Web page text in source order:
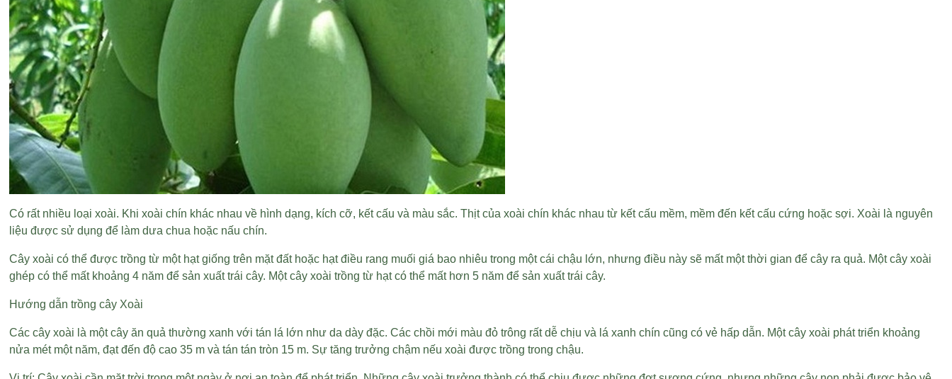
Có rất nhiều loại xoài. Khi xoài chín khác nhau về hình dạng, kích cỡ, kết cấu và màu sắc. Thịt của xoài chín khác nhau từ kết cấu mềm, mềm đến kết cấu cứng hoặc sợi. Xoài là nguyên
liệu được sử dụng để làm dưa chua hoặc nấu chín.
Cây xoài có thể được trồng từ một hạt giống trên mặt đất hoặc hạt điều rang muối giá bao nhiêu trong một cái chậu lớn, nhưng điều này sẽ mất một thời gian để cây ra quả. Một cây xoài
ghép có thể mất khoảng 4 năm để sản xuất trái cây. Một cây xoài trồng từ hạt có thể mất hơn 5 năm để sản xuất trái cây.
Hướng dẫn trồng cây Xoài
Các cây xoài là một cây ăn quả thường xanh với tán lá lớn như da dày đặc. Các chồi mới màu đỏ trông rất dễ chịu và lá xanh chín cũng có vẻ hấp dẫn. Một cây xoài phát triển khoảng
nửa mét một năm, đạt đến độ cao 35 m và tán tán tròn 15 m. Sự tăng trưởng chậm nếu xoài được trồng trong chậu.